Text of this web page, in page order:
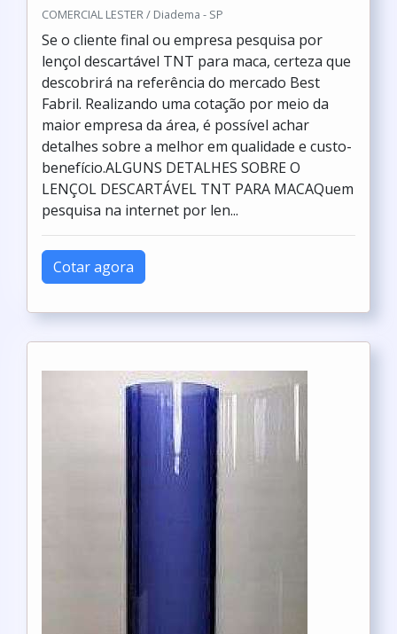
COMERCIAL LESTER / Diadema - SP
Se o cliente final ou empresa pesquisa por
lençol descartável TNT para maca, certeza que
descobrirá na referência do mercado Best
Fabril. Realizando uma cotação por meio da
maior empresa da área, é possível achar
detalhes sobre a melhor em qualidade e custo-
benefício.ALGUNS DETALHES SOBRE O
LENÇOL DESCARTÁVEL TNT PARA MACAQuem
pesquisa na internet por len...
Cotar agora